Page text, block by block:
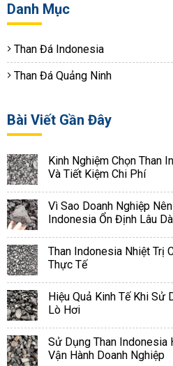
Danh Mục
Than Đá Indonesia
Than Đá Quảng Ninh
Bài Viết Gần Đây
Kinh Nghiệm Chọn Than
Và Tiết Kiệm Chi Phí
Vì Sao Doanh Nghiệp
Indonesia Ổn Định Lâu
Than Indonesia Nhiệt Trị
Thực Tế
Hiệu Quả Kinh Tế Khi Sử
Lò Hơi
Sử Dụng Than Indonesia
Vận Hành Doanh Nghiệp